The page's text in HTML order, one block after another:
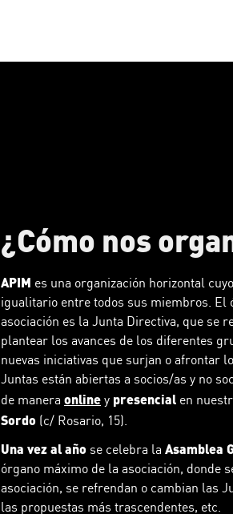
¿Cómo nos
APIM es una organización horizontal
igualitario entre todos sus miembros. El
asociación es la Junta Directiva, que se
plantear los avances de los diferentes
nuevas iniciativas que surjan o afrontar
Juntas están abiertas a socios/as y no
de manera online y presencial en
Sordo (c/ Rosario, 15).
Una vez al año se celebra la Asamblea
órgano máximo de la asociación, donde
asociación, se refrendan o cambian las
las propuestas más trascendentes, etc.